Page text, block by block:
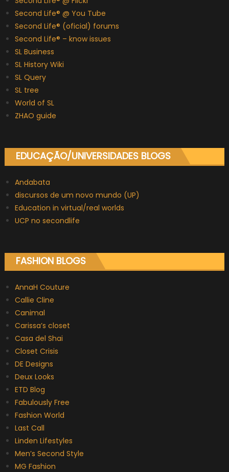
Second Life® @ You Tube
Second Life® (oficial) forums
Second Life® – know issues
SL Business
SL History Wiki
SL Query
SL tree
World of SL
ZHAO guide
EDUCAÇÃO/UNIVERSIDADES BLOGS
Andabata
discursos de um novo mundo (UP)
Education in virtual/real worlds
UCP no secondlife
FASHION BLOGS
AnnaH Couture
Callie Cline
Canimal
Carissa’s closet
Casa del Shai
Closet Crisis
DE Designs
Deux Looks
ETD Blog
Fabulously Free
Fashion World
Last Call
Linden Lifestyles
Men’s Second Style
MG Fashion